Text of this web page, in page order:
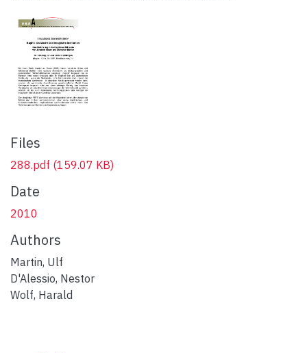
Files
288.pdf (159.07 KB)
Date
2010
Authors
Martin, Ulf
D'Alessio, Nestor
Wolf, Harald